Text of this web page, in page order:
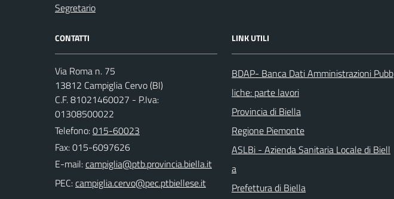
Segretario
CONTATTI
Via Roma n. 75
13812 Campiglia Cervo (BI)
C.F. 81021460027 - P.Iva:
01308500022
Telefono:015-60023
Fax: 015-6097626
E-mail:
PEC:
LINK UTILI
BDAP- Banca Dati Amministrazioni Pubb
liche: parte lavori
Provincia di Biella
Regione Piemonte
ASLBi - Azienda Sanitaria Locale di Biell
a
Prefettura di Biella